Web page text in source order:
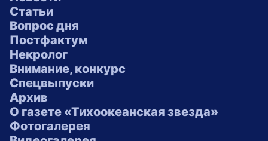
Статьи
Вопрос дня
Постфактум
Некролог
Внимание, конкурс
Спецвыпуски
Архив
О газете «Тихоокеанская звезда»
Фотогалерея